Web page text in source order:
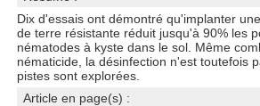
Dix d'essais ont démontré qu'implanter
de terre résistante réduit jusqu'à 90% les
nématodes à kyste dans le sol. Même
nématicide, la désinfection n'est toutefois
pistes sont explorées.
Article en page(s) :